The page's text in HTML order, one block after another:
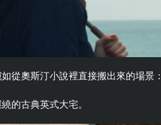
從奧斯汀小說裡直接搬出來的場景
的古典英式大宅。